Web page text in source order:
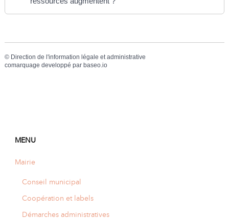
© Direction de l'information légale et administrative
comarquage developpé par baseo.io
MENU
Mairie
Conseil municipal
Coopération et labels
Démarches administratives